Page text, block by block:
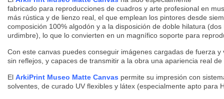
fabricado para reproducciones de cuadros y arte profesional en
más rústica y de lienzo real, el que emplean los pintores desde
composición 100% algodón y a la disposición de doble hilatura
urdimbre), lo que lo convierten en un magnífico soporte para
Con este canvas puedes conseguir imágenes cargadas de fuerza
sin reflejos, y capaces de transmitir a la obra una apariencia real
El ArkiPrint Museo Matte Canvas permite su impresión con
solventes, de curado UV flexibles y látex (especialmente apto para